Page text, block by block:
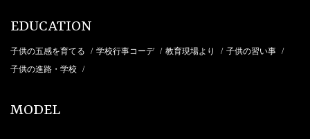
EDUCATION
子供の五感を育てる / 学校行事コーデ / 教育現場より / 子供の習い事 /
子供の進路・学校 /
MODEL